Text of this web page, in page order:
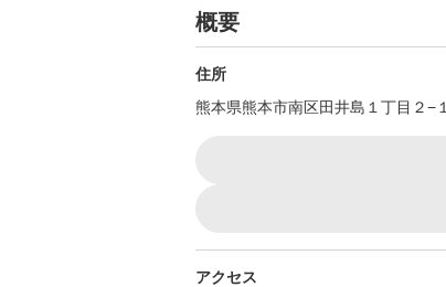
概要
住所
熊本県熊本市南区田井島１丁目２−１
アクセス